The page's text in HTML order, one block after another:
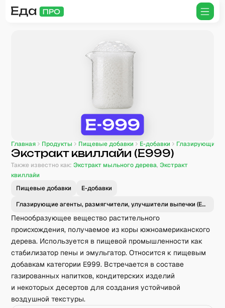
Главная Продукты Пищевые добавки E-добавки Глазирующие
Экстракт квиллайи (E999)
Также известно как: Экстракт мыльного дерева,Экстракт
квиллайи
Пищевые добавки
E-добавки
Глазирующие агенты, размягчители, улучшители выпечки (E900–E999)
Пенообразующее вещество растительного
происхождения, получаемое из коры южноамериканского
дерева. Используется в пищевой промышленности как
стабилизатор пены и эмульгатор. Относится к пищевым
добавкам категории E999. Встречается в составе
газированных напитков, кондитерских изделий
и некоторых десертов для создания устойчивой
воздушной текстуры.